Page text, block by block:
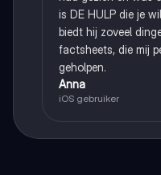
is DE HULP die je
biedt hij zoveel
factsheets, die mij
geholpen.
Anna
iOS gebruiker